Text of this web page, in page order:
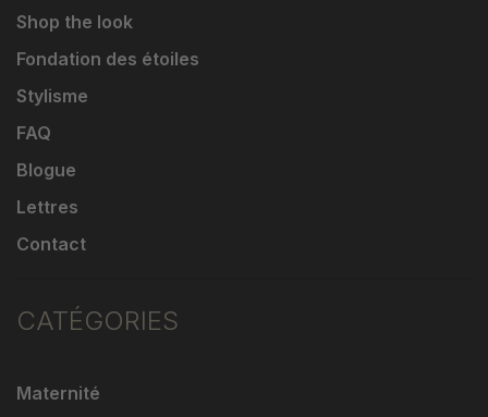
Shop the look
Fondation des étoiles
Stylisme
FAQ
Blogue
Lettres
Contact
CATÉGORIES
Maternité